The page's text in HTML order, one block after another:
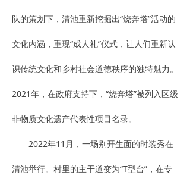
队的策划下，清池重新挖掘出“烧奔塔”活动的
文化内涵，重现“成人礼”仪式，让人们重新认
识传统文化和乡村社会道德秩序的独特魅力。
2021年，在政府支持下，“烧奔塔”被列入区级
非物质文化遗产代表性项目名录。
2022年11月，一场别开生面的时装秀在
清池举行。村里的主干道变为“T型台”，在专